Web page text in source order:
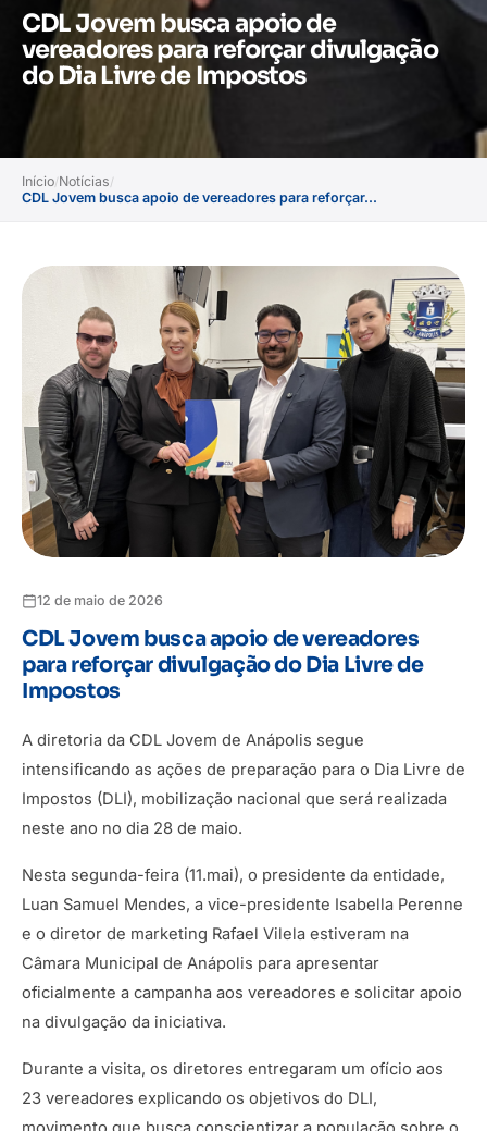
CDL Jovem busca apoio de
vereadores para reforçar divulgação
do Dia Livre de Impostos
Início/Notícias/
CDL Jovem busca apoio de vereadores para reforçar...
12 de maio de 2026
CDL Jovem busca apoio de vereadores
para reforçar divulgação do Dia Livre de
Impostos
A diretoria da CDL Jovem de Anápolis segue
intensificando as ações de preparação para o Dia Livre de
Impostos (DLI), mobilização nacional que será realizada
neste ano no dia 28 de maio.
Nesta segunda-feira (11.mai), o presidente da entidade,
Luan Samuel Mendes, a vice-presidente Isabella Perenne
e o diretor de marketing Rafael Vilela estiveram na
Câmara Municipal de Anápolis para apresentar
oficialmente a campanha aos vereadores e solicitar apoio
na divulgação da iniciativa.
Durante a visita, os diretores entregaram um ofício aos
23 vereadores explicando os objetivos do DLI,